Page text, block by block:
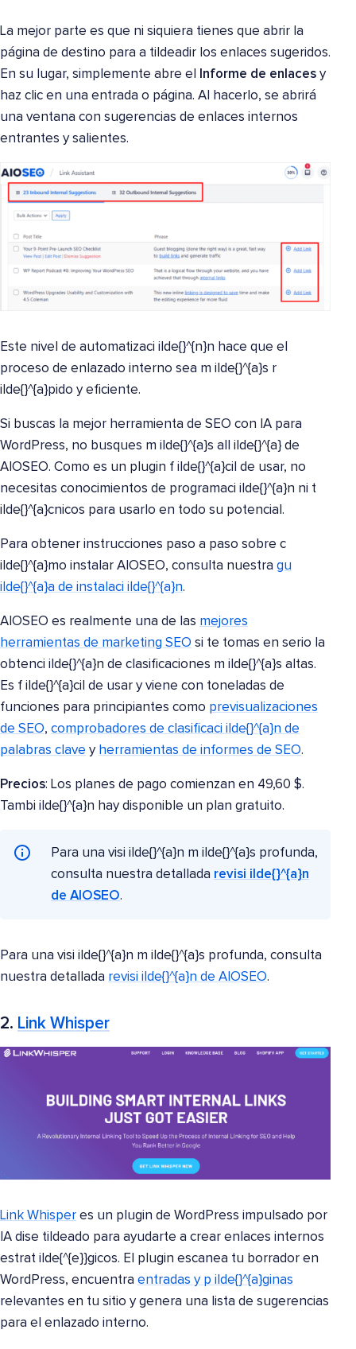
La mejor parte es que ni siquiera tienes que abrir la
página de destino para a tildeadir los enlaces sugeridos.
En su lugar, simplemente abre el
Informe de enlaces y
haz clic en una entrada o página. Al hacerlo, se abrirá
una ventana con sugerencias de enlaces internos
entrantes y salientes.
Este nivel de automatizaci ilde{}^{n}n hace que el
proceso de enlazado interno sea m ilde{}^{a}s r
ilde{}^{a}pido y eficiente.
Si buscas la mejor herramienta de SEO con IA para
WordPress, no busques m ilde{}^{a}s all ilde{}^{a} de
AIOSEO. Como es un plugin f ilde{}^{a}cil de usar, no
necesitas conocimientos de programaci ilde{}^{a}n ni t
ilde{}^{a}cnicos para usarlo en todo su potencial.
Para obtener instrucciones paso a paso sobre c
ilde{}^{a}mo instalar AIOSEO, consulta nuestra gu
ilde{}^{a}a de instalaci ilde{}^{a}n.
AIOSEO es realmente una de las mejores
herramientas de marketing SEO si te tomas en serio la
obtenci ilde{}^{a}n de clasificaciones m ilde{}^{a}s altas.
Es f ilde{}^{a}cil de usar y viene con toneladas de
funciones para principiantes como previsualizaciones
de SEO, comprobadores de clasificaci ilde{}^{a}n de
palabras clave y herramientas de informes de SEO.
Precios: Los planes de pago comienzan en 49,60 $.
Tambi ilde{}^{a}n hay disponible un plan gratuito.
Para una visi ilde{}^{a}n m ilde{}^{a}s profunda,
consulta nuestra detallada revisi ilde{}^{a}n
de AIOSEO.
Para una visi ilde{}^{a}n m ilde{}^{a}s profunda, consulta
nuestra detallada revisi ilde{}^{a}n de AIOSEO.
2. Link Whisper
Link Whisper es un plugin de WordPress impulsado por
IA dise tildeado para ayudarte a crear enlaces internos
estrat ilde{^{e}}gicos. El plugin escanea tu borrador en
WordPress, encuentra entradas y p ilde{}^{a}ginas
relevantes en tu sitio y genera una lista de sugerencias
para el enlazado interno.